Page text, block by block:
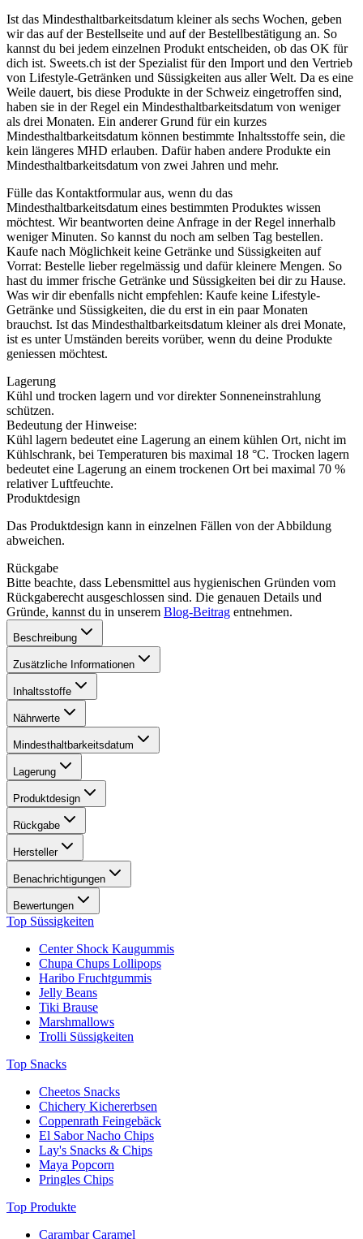
Ist das Mindesthaltbarkeitsdatum kleiner als sechs Wochen, geben
wir das auf der Bestellseite und auf der Bestellbestätigung an. So
kannst du bei jedem einzelnen Produkt entscheiden, ob das OK für
dich ist. Sweets.ch ist der Spezialist für den Import und den Vertrieb
von Lifestyle-Getränken und Süssigkeiten aus aller Welt. Da es eine
Weile dauert, bis diese Produkte in der Schweiz eingetroffen sind,
haben sie in der Regel ein Mindesthaltbarkeitsdatum von weniger
als drei Monaten. Ein anderer Grund für ein kurzes
Mindesthaltbarkeitsdatum können bestimmte Inhaltsstoffe sein, die
kein längeres MHD erlauben. Dafür haben andere Produkte ein
Mindesthaltbarkeitsdatum von zwei Jahren und mehr.
Fülle das Kontaktformular aus, wenn du das
Mindesthaltbarkeitsdatum eines bestimmten Produktes wissen
möchtest. Wir beantworten deine Anfrage in der Regel innerhalb
weniger Minuten. So kannst du noch am selben Tag bestellen.
Kaufe nach Möglichkeit keine Getränke und Süssigkeiten auf
Vorrat: Bestelle lieber regelmässig und dafür kleinere Mengen. So
hast du immer frische Getränke und Süssigkeiten bei dir zu Hause.
Was wir dir ebenfalls nicht empfehlen: Kaufe keine Lifestyle-
Getränke und Süssigkeiten, die du erst in ein paar Monaten
brauchst. Ist das Mindesthaltbarkeitsdatum kleiner als drei Monate,
ist es unter Umständen bereits vorüber, wenn du deine Produkte
geniessen möchtest.
Lagerung
Kühl und trocken lagern und vor direkter Sonneneinstrahlung
schützen.
Bedeutung der Hinweise:
Kühl lagern bedeutet eine Lagerung an einem kühlen Ort, nicht im
Kühlschrank, bei Temperaturen bis maximal 18 °C. Trocken lagern
bedeutet eine Lagerung an einem trockenen Ort bei maximal 70 %
relativer Luftfeuchte.
Produktdesign
Das Produktdesign kann in einzelnen Fällen von der Abbildung
abweichen.
Rückgabe
Bitte beachte, dass Lebensmittel aus hygienischen Gründen vom
Rückgaberecht ausgeschlossen sind. Die genauen Details und
Gründe, kannst du in unserem Blog-Beitrag entnehmen.
Beschreibung
Zusätzliche Informationen
Inhaltsstoffe
Nährwerte
Mindesthaltbarkeitsdatum
Lagerung
Produktdesign
Rückgabe
Hersteller
Benachrichtigungen
Bewertungen
Top Süssigkeiten
Center Shock Kaugummis
Chupa Chups Lollipops
Haribo Fruchtgummis
Jelly Beans
Tiki Brause
Marshmallows
Trolli Süssigkeiten
Top Snacks
Cheetos Snacks
Chichery Kichererbsen
Coppenrath Feingebäck
El Sabor Nacho Chips
Lay's Snacks & Chips
Maya Popcorn
Pringles Chips
Top Produkte
Carambar Caramel